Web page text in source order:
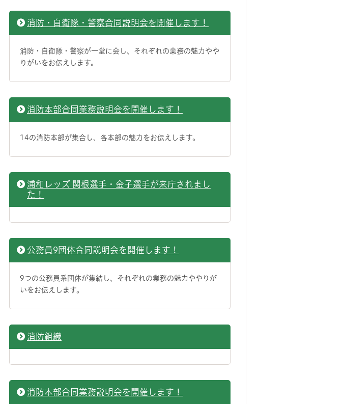
消防・自衛隊・警察合同説明会を開催します！
消防・自衛隊・警察が一堂に会し、それぞれの業務の魅力やや
りがいをお伝えします。
消防本部合同業務説明会を開催します！
14の消防本部が集合し、各本部の魅力をお伝えします。
浦和レッズ 関根選手・金子選手が来庁されまし
た！
公務員9団体合同説明会を開催します！
9つの公務員系団体が集結し、それぞれの業務の魅力ややりが
いをお伝えします。
消防組織
消防本部合同業務説明会を開催します！